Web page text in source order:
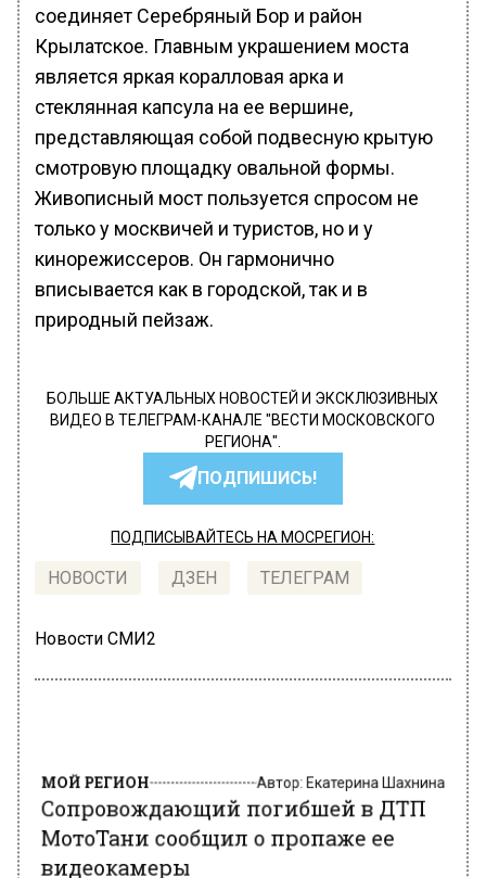
соединяет Серебряный Бор и район
Крылатское. Главным украшением моста
является яркая коралловая арка и
стеклянная капсула на ее вершине,
представляющая собой подвесную крытую
смотровую площадку овальной формы.
Живописный мост пользуется спросом не
только у москвичей и туристов, но и у
кинорежиссеров. Он гармонично
вписывается как в городской, так и в
природный пейзаж.
БОЛЬШЕ АКТУАЛЬНЫХ НОВОСТЕЙ И ЭКСКЛЮЗИВНЫХ
ВИДЕО В ТЕЛЕГРАМ-КАНАЛЕ "ВЕСТИ МОСКОВСКОГО
РЕГИОНА".
ПОДПИШИСЬ!
ПОДПИСЫВАЙТЕСЬ НА МОСРЕГИОН:
НОВОСТИ ДЗЕН ТЕЛЕГРАМ
Новости СМИ2
Сопровождающий погибшей в ДТП
МотоТани сообщил о пропаже ее
видеокамеры